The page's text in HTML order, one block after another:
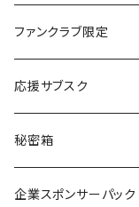
楽園うらら
りな
える
るか
ファンクラブ限定
応援サブスク
Green Note
Citrus Note
秘密箱
企業スポンサーパック